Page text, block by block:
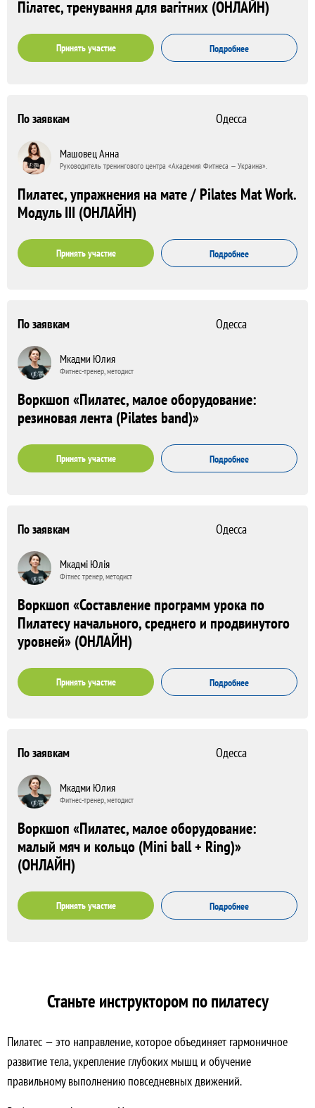
Пілатес, тренування для вагітних (ОНЛАЙН)
Принять участие Подробнее
По заявкам Одесса
Машовец Анна
Руководитель тренингового центра «Академия Фитнеса — Украина».
Пилатес, упражнения на мате / Pilates Mat Work.
Модуль III (ОНЛАЙН)
Принять участие Подробнее
По заявкам Одесса
Мкадми Юлия
Фитнес-тренер, методист
Воркшоп «Пилатес, малое оборудование:
резиновая лента (Pilates band)»
Принять участие Подробнее
По заявкам Одесса
Мкадмі Юлія
Фітнес тренер, методист
Воркшоп «Составление программ урока по
Пилатесу начального, среднего и продвинутого
уровней» (ОНЛАЙН)
Принять участие Подробнее
По заявкам Одесса
Мкадми Юлия
Фитнес-тренер, методист
Воркшоп «Пилатес, малое оборудование:
малый мяч и кольцо (Mini ball + Ring)»
(ОНЛАЙН)
Принять участие Подробнее
Станьте инструктором по пилатесу
Пилатес — это направление, которое объединяет гармоничное
развитие тела, укрепление глубоких мышц и обучение
правильному выполнению повседневных движений.